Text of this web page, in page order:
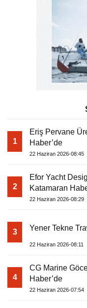
1
Eriş Pervane
Haber’de
22 Haziran 2026-08:45
2
Efor Yacht
Katamaran
22 Haziran 2026-08:29
3 Yener Tekne
22 Haziran 2026-08:11
4
CG Marine
Haber’de
22 Haziran 2026-07:54